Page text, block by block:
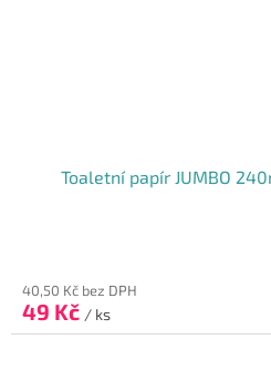
Toaletní papír JUMBO
40,50 Kč bez DPH
49 Kč / ks